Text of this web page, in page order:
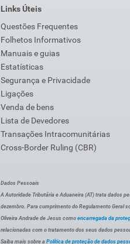
Links Úteis
Questões Frequentes
Folhetos Informativos
Manuais e guias
Estatísticas
Segurança e Privacidade
Ligações
Venda de bens
Lista de Devedores
Transações Intracomunitárias
Cross-Border Ruling (CBR)
Dados Pessoais
A Autoridade Tributária e Aduaneira (AT) trata dados
dezembro. Para cumprimento do Regulamento Geral
Oliveira Andrade de Jesus como encarregada da
relacionadas com o tratamento dos seus dados
Saiba mais sobre a Política de proteção de dados